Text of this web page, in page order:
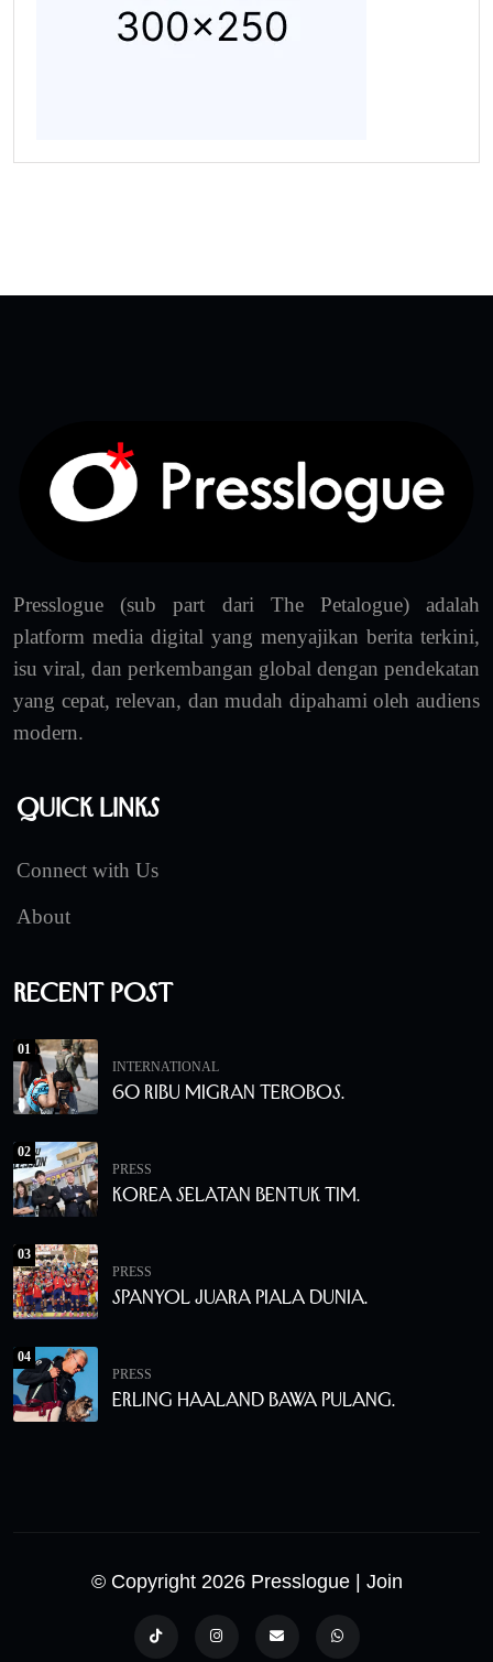
Presslogue (sub part dari The Petalogue) adalah
platform media digital yang menyajikan berita terkini,
isu viral, dan perkembangan global dengan pendekatan
yang cepat, relevan, dan mudah dipahami oleh audiens
modern.
Quick Links
Connect with Us
About
Recent Post
01
INTERNATIONAL
60 Ribu Migran Terobos.
02
PRESS
Korea Selatan Bentuk Tim.
03
PRESS
Spanyol Juara Piala Dunia.
04
PRESS
Erling Haaland Bawa Pulang.
© Copyright 2026 Presslogue | Join